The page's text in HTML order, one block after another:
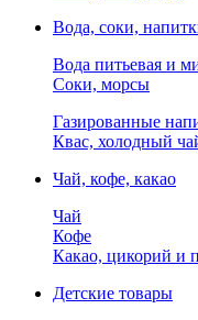
Вода, соки,
Вода питьевая и
Соки, морсы
Газированные
Квас, холодный
Чай, кофе, какао
Чай
Кофе
Какао, цикорий и
Детские товары